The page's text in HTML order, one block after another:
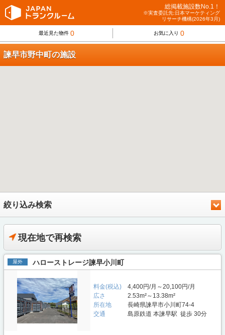
総掲載施設数No.1！
※実査委託先:日本マーケティング
リサーチ機構(2026年3月)
最近見た物件 0 お気に入り 0
諫早市野中町の施設
絞り込み検索
現在地で再検索
屋外 ハローストレージ諫早小川町
料金(税込)
4,400円/月～20,100円/月
広さ
2.53m²～13.38m²
所在地
長崎県諫早市小川町74-4
交通
島原鉄道 本諫早駅 徒歩 30分